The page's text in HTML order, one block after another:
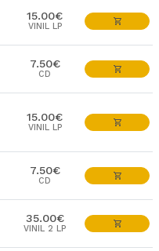
15.00€
VINIL LP
7.50€
CD
15.00€
VINIL LP
7.50€
CD
35.00€
VINIL 2 LP